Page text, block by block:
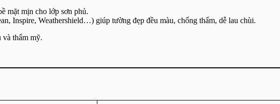
mặt mịn cho lớp sơn phủ.
Inspire, Weathershield…) giúp tường đẹp đều màu, chống thấm, dễ lau chùi.
và thẩm mỹ.